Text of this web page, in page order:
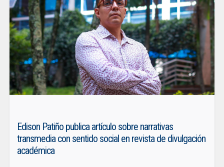
Edison Patiño publica artículo sobre narrativas
transmedia con sentido social en revista de divulgación
académica